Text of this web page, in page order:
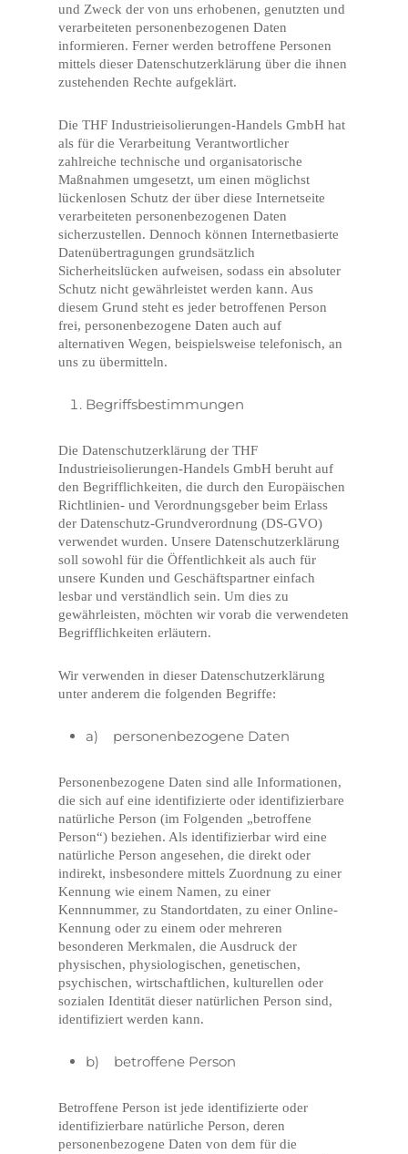
und Zweck der von uns erhobenen, genutzten und
verarbeiteten personenbezogenen Daten
informieren. Ferner werden betroffene Personen
mittels dieser Datenschutzerklärung über die ihnen
zustehenden Rechte aufgeklärt.
Die THF Industrieisolierungen-Handels GmbH hat
als für die Verarbeitung Verantwortlicher
zahlreiche technische und organisatorische
Maßnahmen umgesetzt, um einen möglichst
lückenlosen Schutz der über diese Internetseite
verarbeiteten personenbezogenen Daten
sicherzustellen. Dennoch können Internetbasierte
Datenübertragungen grundsätzlich
Sicherheitslücken aufweisen, sodass ein absoluter
Schutz nicht gewährleistet werden kann. Aus
diesem Grund steht es jeder betroffenen Person
frei, personenbezogene Daten auch auf
alternativen Wegen, beispielsweise telefonisch, an
uns zu übermitteln.
Begriffsbestimmungen
Die Datenschutzerklärung der THF
Industrieisolierungen-Handels GmbH beruht auf
den Begrifflichkeiten, die durch den Europäischen
Richtlinien- und Verordnungsgeber beim Erlass
der Datenschutz-Grundverordnung (DS-GVO)
verwendet wurden. Unsere Datenschutzerklärung
soll sowohl für die Öffentlichkeit als auch für
unsere Kunden und Geschäftspartner einfach
lesbar und verständlich sein. Um dies zu
gewährleisten, möchten wir vorab die verwendeten
Begrifflichkeiten erläutern.
Wir verwenden in dieser Datenschutzerklärung
unter anderem die folgenden Begriffe:
a) personenbezogene Daten
Personenbezogene Daten sind alle Informationen,
die sich auf eine identifizierte oder identifizierbare
natürliche Person (im Folgenden „betroffene
Person“) beziehen. Als identifizierbar wird eine
natürliche Person angesehen, die direkt oder
indirekt, insbesondere mittels Zuordnung zu einer
Kennung wie einem Namen, zu einer
Kennnummer, zu Standortdaten, zu einer Online-
Kennung oder zu einem oder mehreren
besonderen Merkmalen, die Ausdruck der
physischen, physiologischen, genetischen,
psychischen, wirtschaftlichen, kulturellen oder
sozialen Identität dieser natürlichen Person sind,
identifiziert werden kann.
b) betroffene Person
Betroffene Person ist jede identifizierte oder
identifizierbare natürliche Person, deren
personenbezogene Daten von dem für die